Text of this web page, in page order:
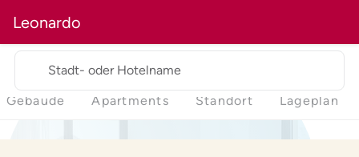
Leonardo
Stadt- oder Hotelname
Gebäude Apartments Standort Lageplan